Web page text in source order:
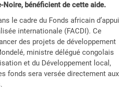
bénéficient de cette aide.
le cadre du Fonds africain d’appui
internationale (FACDI). Ce
des projets de développement
ministre délégué congolais
et du Développement local,
fonds sera versée directement aux